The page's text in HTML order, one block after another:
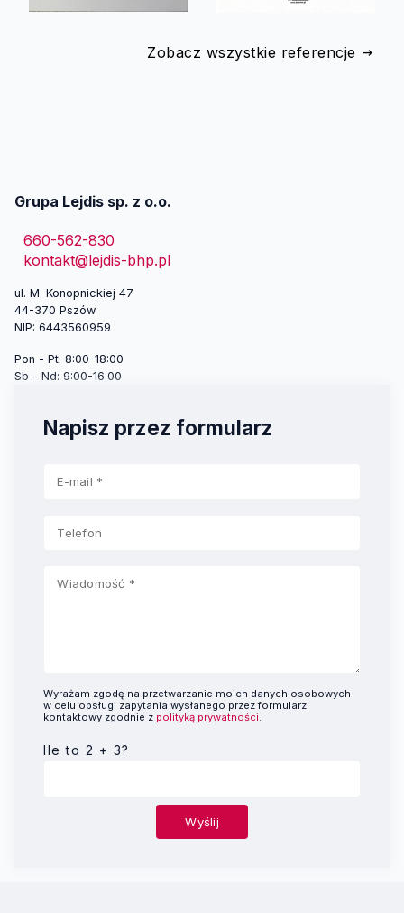
Zobacz wszystkie referencje
Grupa Lejdis sp. z o.o.
660-562-830
kontakt@lejdis-bhp.pl
ul. M. Konopnickiej 47
44-370 Pszów
NIP: 6443560959
Pon - Pt: 8:00-18:00
Sb - Nd: 9:00-16:00
Napisz przez formularz
Wyrażam zgodę na przetwarzanie moich danych osobowych
w celu obsługi zapytania wysłanego przez formularz
kontaktowy zgodnie z polityką prywatności.
Ile to 2 + 3?